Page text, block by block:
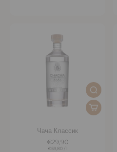
Чача Классик
€29,90
€59,80 / l